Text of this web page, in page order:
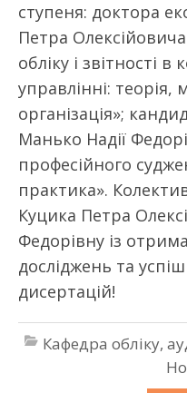
ступеня: доктора
Петра
обліку і звітності
управлінні: теорія,
організація»;
Манько Надії
професійного
практика».
Куцика Петра
Федорівну із
досліджень та
дисертацій!
Кафедра обліку,